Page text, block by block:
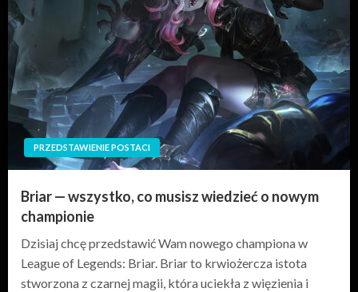
PRZEDSTAWIENIE POSTACI
Briar — wszystko, co musisz wiedzieć o nowym
championie
Dzisiaj chcę przedstawić Wam nowego championa w
League of Legends: Briar. Briar to krwiożercza istota
stworzona z czarnej magii, która uciekła z więzienia i